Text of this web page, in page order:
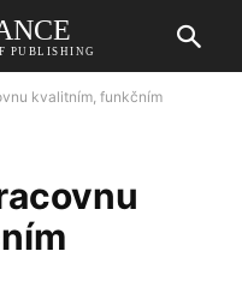
PUBLISHING
kvalitním, funkčním